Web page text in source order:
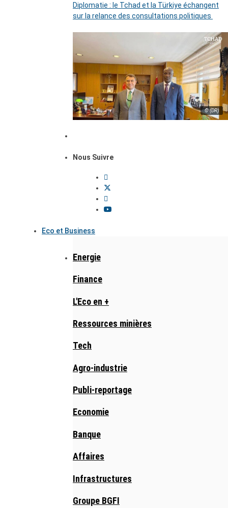
Diplomatie : le Tchad et la Türkiye échangent
sur la relance des consultations politiques
© (DR)
Nous Suivre
Eco et Business
Energie
Finance
L'Eco en +
Ressources minières
Tech
Agro-industrie
Publi-reportage
Economie
Banque
Affaires
Infrastructures
Groupe BGFI